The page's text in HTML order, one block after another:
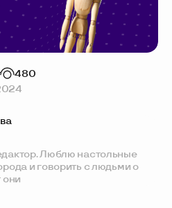
480
Люблю настольные
и говорить с людьми о
они